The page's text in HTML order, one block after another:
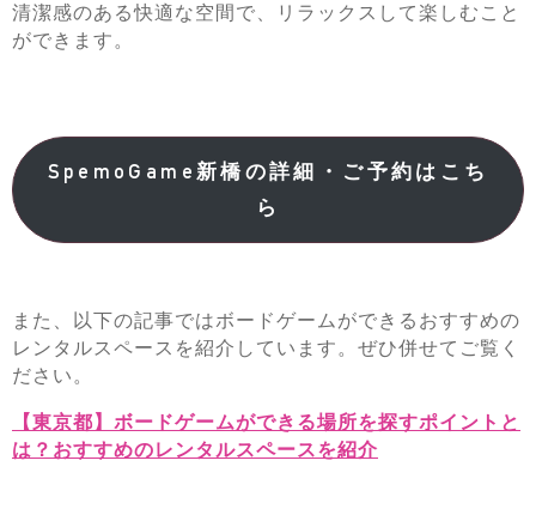
清潔感のある快適な空間で、リラックスして楽しむこと
ができます。
SpemoGame新橋の詳細・ご予約はこち
ら
また、以下の記事ではボードゲームができるおすすめの
レンタルスペースを紹介しています。ぜひ併せてご覧く
ださい。
【東京都】ボードゲームができる場所を探すポイントと
は？おすすめのレンタルスペースを紹介